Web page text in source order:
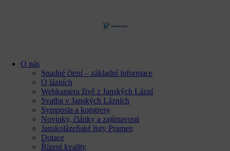
O nás
Snadné čtení – základní informace
O lázních
Webkamera živě z Janských Lázní
Svatba v Janských Lázních
Symposia a kongresy
Novinky, články a zajímavosti
Janskolázeňské listy Pramen
Dotace
Řízení kvality